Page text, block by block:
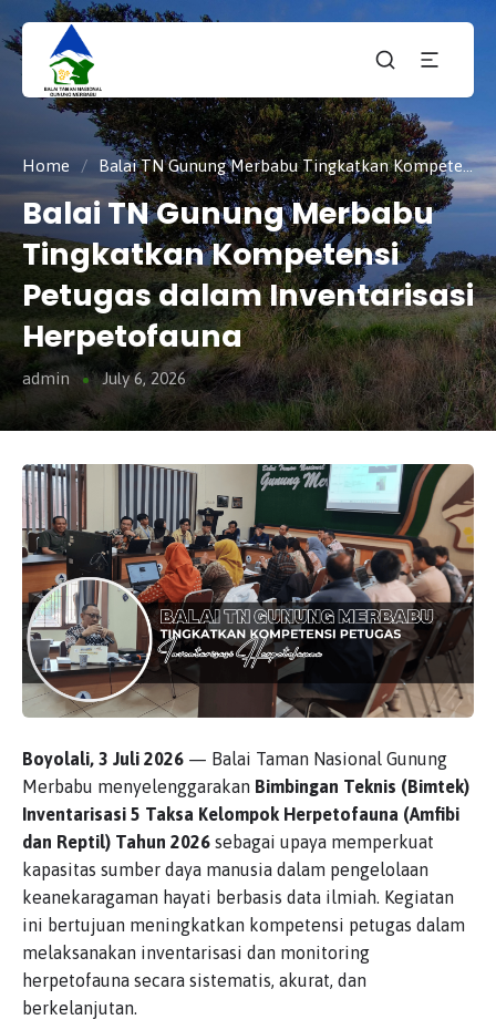
Taman
Nasiona
Gunung
Merbabu
tnmerbabu,
tngunungmerbabu,
tamannasional,
gunungmerbabu,
Home / Balai TN Gunung Merbabu Tingkatkan Kompetensi Petugas dalam Inventarisasi Herpetofauna
Balai TN Gunung Merbabu
Tingkatkan Kompetensi
Petugas dalam Inventarisasi
Herpetofauna
admin July 6, 2026
Boyolali, 3 Juli 2026 — Balai Taman Nasional Gunung
Merbabu menyelenggarakan Bimbingan Teknis (Bimtek)
Inventarisasi 5 Taksa Kelompok Herpetofauna (Amfibi
dan Reptil) Tahun 2026 sebagai upaya memperkuat
kapasitas sumber daya manusia dalam pengelolaan
keanekaragaman hayati berbasis data ilmiah. Kegiatan
ini bertujuan meningkatkan kompetensi petugas dalam
melaksanakan inventarisasi dan monitoring
herpetofauna secara sistematis, akurat, dan
berkelanjutan.